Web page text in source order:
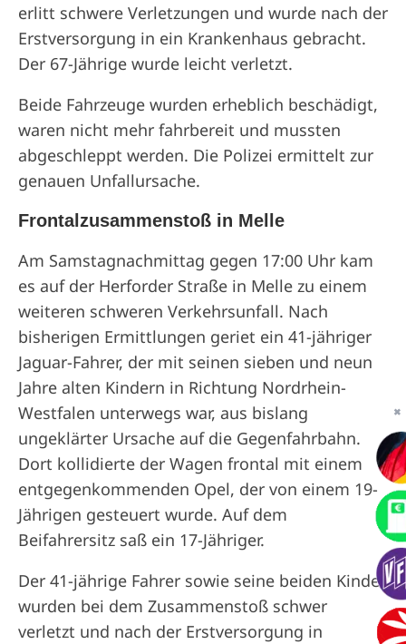
erlitt schwere Verletzungen und wurde nach der
Erstversorgung in ein Krankenhaus gebracht.
Der 67-Jährige wurde leicht verletzt.
Beide Fahrzeuge wurden erheblich beschädigt,
waren nicht mehr fahrbereit und mussten
abgeschleppt werden. Die Polizei ermittelt zur
genauen Unfallursache.
Frontalzusammenstoß in Melle
Am Samstagnachmittag gegen 17:00 Uhr kam
es auf der Herforder Straße in Melle zu einem
weiteren schweren Verkehrsunfall. Nach
bisherigen Ermittlungen geriet ein 41-jähriger
Jaguar-Fahrer, der mit seinen sieben und neun
Jahre alten Kindern in Richtung Nordrhein-
Westfalen unterwegs war, aus bislang
ungeklärter Ursache auf die Gegenfahrbahn.
Dort kollidierte der Wagen frontal mit einem
entgegenkommenden Opel, der von einem 19-
Jährigen gesteuert wurde. Auf dem
Beifahrersitz saß ein 17-Jähriger.
Der 41-jährige Fahrer sowie seine beiden Kinder
wurden bei dem Zusammenstoß schwer
verletzt und nach der Erstversorgung in
✖